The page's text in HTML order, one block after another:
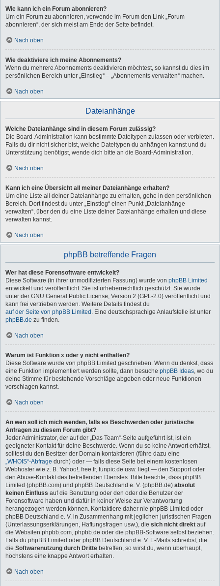
Wie kann ich ein Forum abonnieren?
Um ein Forum zu abonnieren, verwende im Forum den Link „Forum
abonnieren“, der sich meist am Ende der Seite befindet.
Nach oben
Wie deaktiviere ich meine Abonnements?
Wenn du mehrere Abonnements deaktivieren möchtest, so kannst du dies im
persönlichen Bereich unter „Einstieg“ – „Abonnements verwalten“ machen.
Nach oben
Dateianhänge
Welche Dateianhänge sind in diesem Forum zulässig?
Die Board-Administration kann bestimmte Dateitypen zulassen oder verbieten.
Falls du dir nicht sicher bist, welche Dateitypen du anhängen kannst und du
Unterstützung benötigst, wende dich bitte an die Board-Administration.
Nach oben
Kann ich eine Übersicht all meiner Dateianhänge erhalten?
Um eine Liste all deiner Dateianhänge zu erhalten, gehe in den persönlichen
Bereich. Dort findest du unter „Einstieg“ einen Punkt „Dateianhänge
verwalten“, über den du eine Liste deiner Dateianhänge erhalten und diese
verwalten kannst.
Nach oben
phpBB betreffende Fragen
Wer hat diese Forensoftware entwickelt?
Diese Software (in ihrer unmodifizierten Fassung) wurde von phpBB Limited
entwickelt und veröffentlicht. Sie ist urheberrechtlich geschützt. Sie wurde
unter der GNU General Public License, Version 2 (GPL-2.0) veröffentlicht und
kann frei vertrieben werden. Weitere Details findest du
auf der Seite von phpBB Limited . Eine deutschsprachige Anlaufstelle ist unter
phpBB.de zu finden.
Nach oben
Warum ist Funktion x oder y nicht enthalten?
Diese Software wurde von phpBB Limited geschrieben. Wenn du denkst, dass
eine Funktion implementiert werden sollte, dann besuche phpBB Ideas, wo du
deine Stimme für bestehende Vorschläge abgeben oder neue Funktionen
vorschlagen kannst.
Nach oben
An wen soll ich mich wenden, falls es Beschwerden oder juristische
Anfragen zu diesem Forum gibt?
Jeder Administrator, der auf der „Das Team“-Seite aufgeführt ist, ist ein
geeigneter Kontakt für deine Beschwerde. Wenn du so keine Antwort erhältst,
solltest du den Besitzer der Domain kontaktieren (führe dazu eine
„WHOIS“-Abfrage durch) oder — falls diese Seite bei einem kostenlosen
Webhoster wie z. B. Yahoo!, free.fr, funpic.de usw. liegt — den Support oder
den Abuse-Kontakt des betreffenden Dienstes. Bitte beachte, dass phpBB
Limited (phpBB.com) und phpBB Deutschland e. V. (phpBB.de) absolut
keinen Einfluss auf die Benutzung oder den oder die Benutzer der
Forensoftware haben und dafür in keiner Weise zur Verantwortung
herangezogen werden können. Kontaktiere daher nie phpBB Limited oder
phpBB Deutschland e. V. in Zusammenhang mit jeglichen juristischen Fragen
(Unterlassungserklärungen, Haftungsfragen usw.), die sich nicht direkt auf
die Websiten phpbb.com, phpbb.de oder die phpBB-Software selbst beziehen.
Falls du phpBB Limited oder phpBB Deutschland e. V. E-Mails schreibst, die
die Softwarenutzung durch Dritte betreffen, so wirst du, wenn überhaupt,
höchstens eine knappe Antwort erhalten.
Nach oben